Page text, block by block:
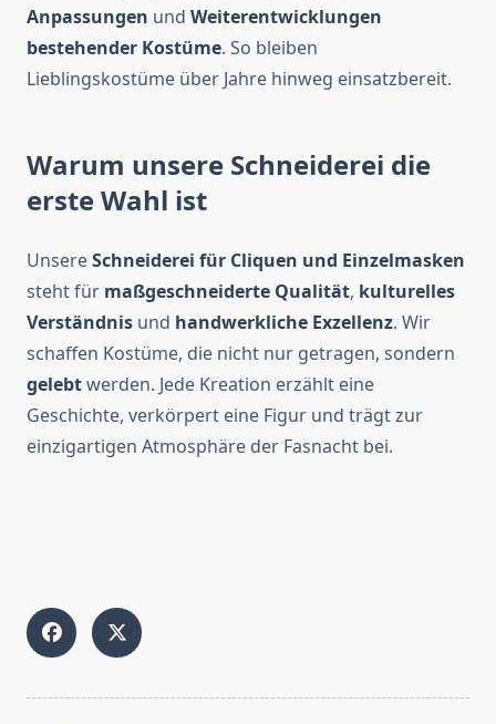
Anpassungen und Weiterentwicklungen
bestehender Kostüme. So bleiben
Lieblingskostüme über Jahre hinweg einsatzbereit.
Warum unsere Schneiderei die
erste Wahl ist
UnsereSchneiderei für Cliquen und Einzelmasken
steht für maßgeschneiderte Qualität, kulturelles
Verständnis und handwerkliche Exzellenz. Wir
schaffen Kostüme, die nicht nur getragen, sondern
gelebtwerden. Jede Kreation erzählt eine
Geschichte, verkörpert eine Figur und trägt zur
einzigartigen Atmosphäre der Fasnacht bei.